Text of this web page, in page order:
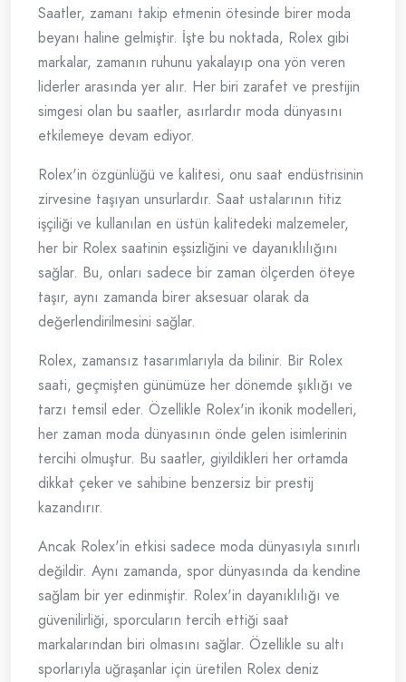
Saatler, zamanı takip etmenin ötesinde birer moda
beyanı haline gelmiştir. İşte bu noktada, Rolex gibi
markalar, zamanın ruhunu yakalayıp ona yön veren
liderler arasında yer alır. Her biri zarafet ve prestijin
simgesi olan bu saatler, asırlardır moda dünyasını
etkilemeye devam ediyor.
Rolex'in özgünlüğü ve kalitesi, onu saat endüstrisinin
zirvesine taşıyan unsurlardır. Saat ustalarının titiz
işçiliği ve kullanılan en üstün kalitedeki malzemeler,
her bir Rolex saatinin eşsizliğini ve dayanıklılığını
sağlar. Bu, onları sadece bir zaman ölçerden öteye
taşır, aynı zamanda birer aksesuar olarak da
değerlendirilmesini sağlar.
Rolex, zamansız tasarımlarıyla da bilinir. Bir Rolex
saati, geçmişten günümüze her dönemde şıklığı ve
tarzı temsil eder. Özellikle Rolex'in ikonik modelleri,
her zaman moda dünyasının önde gelen isimlerinin
tercihi olmuştur. Bu saatler, giyildikleri her ortamda
dikkat çeker ve sahibine benzersiz bir prestij
kazandırır.
Ancak Rolex'in etkisi sadece moda dünyasıyla sınırlı
değildir. Aynı zamanda, spor dünyasında da kendine
sağlam bir yer edinmiştir. Rolex'in dayanıklılığı ve
güvenilirliği, sporcuların tercih ettiği saat
markalarından biri olmasını sağlar. Özellikle su altı
sporlarıyla uğraşanlar için üretilen Rolex deniz